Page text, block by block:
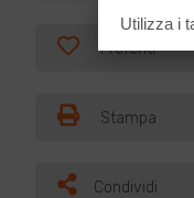
Preferiti
Stampa
Condividi
Utilizza i